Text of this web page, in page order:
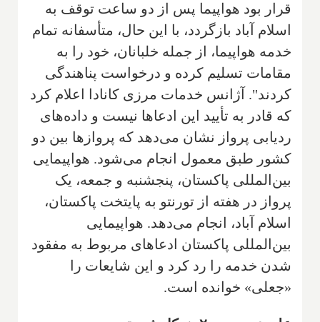
قرار بود هواپیما پس از دو ساعت توقف به
اسلام آباد بازگردد، با این حال، متأسفانه تمام
خدمه هواپیما، از جمله خلبانان، خود را به
مقامات تسلیم کرده و درخواست پناهندگی
کردند". آژانس خدمات مرزی کانادا اعلام کرد
که قادر به تأیید این ادعاها نیست و داده‌های
ردیابی پرواز نشان می‌دهد که پروازها بین دو
کشور طبق معمول انجام می‌شود. هواپیمایی
بین‌المللی پاکستان، پنجشنبه و جمعه، یک
پرواز در هفته از تورنتو به پایتخت پاکستان،
اسلام آباد، انجام می‌دهد. هواپیمایی
بین‌المللی پاکستان ادعاهای مربوط به مفقود
شدن خدمه را رد کرد و این شایعات را
«جعلی» خوانده است.